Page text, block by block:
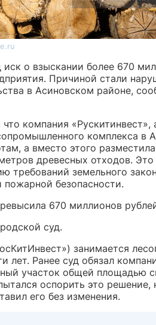
иск о взыскании более 670
Причиной стали
в Асиновском районе,
компания «Рускитинвест»,
комплекса в
а вместо этого
древесных отходов. Это
требований земельного
безопасности.
670 миллионов
суд.
занимается
лет. Ранее суд обязал
участок общей площадью
оспорить это решение,
его без изменения.